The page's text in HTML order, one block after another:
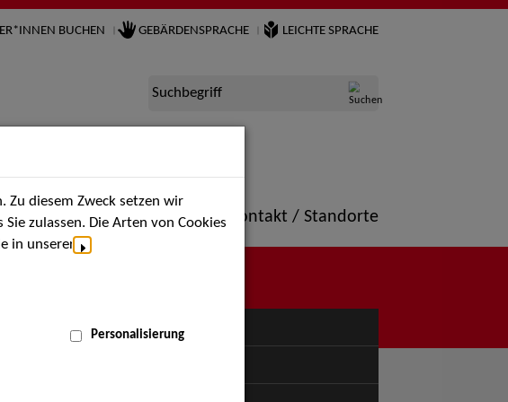
BUCHEN GEBÄRDENSPRACHE LEICHTE SPRACHE
Suchbegriff
Termine Portfolio Kontakt / Standorte
MENÜ
Zu diesem Zweck setzen wir
zulassen. Die Arten von Cookies
in unserer
Personalisierung